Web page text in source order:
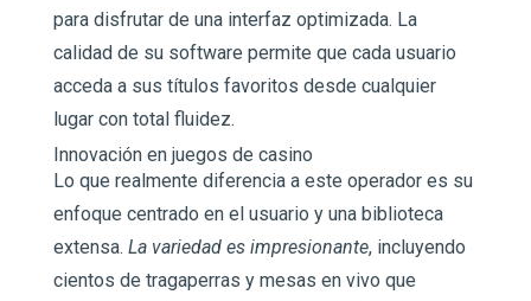
para disfrutar de una interfaz optimizada. La
calidad de su software permite que cada usuario
acceda a sus títulos favoritos desde cualquier
lugar con total fluidez.
Innovación en juegos de casino
Lo que realmente diferencia a este operador es su
enfoque centrado en el usuario y una biblioteca
extensa. La variedad es impresionante, incluyendo
cientos de tragaperras y mesas en vivo que